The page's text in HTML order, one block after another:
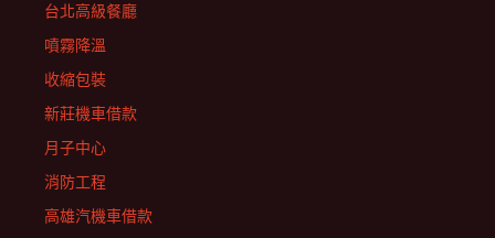
台北高級餐廳
噴霧降溫
收縮包裝
新莊機車借款
月子中心
消防工程
高雄汽機車借款